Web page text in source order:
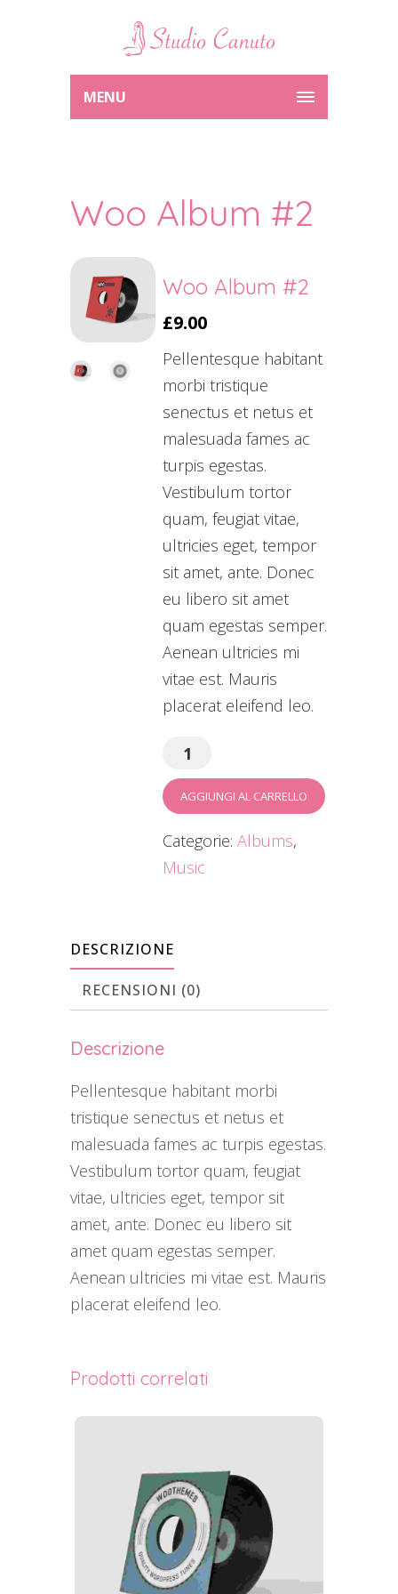
MENU
Woo Album #2
Woo Album #2
£9.00
Pellentesque habitant
morbi tristique
senectus et netus et
malesuada fames ac
turpis egestas.
Vestibulum tortor
quam, feugiat vitae,
ultricies eget, tempor
sit amet, ante. Donec
eu libero sit amet
quam egestas semper.
Aenean ultricies mi
vitae est. Mauris
placerat eleifend leo.
AGGIUNGI AL CARRELLO
Categorie:Albums,
Music
DESCRIZIONE
RECENSIONI (0)
Descrizione
Pellentesque habitant morbi
tristique senectus et netus et
malesuada fames ac turpis egestas.
Vestibulum tortor quam, feugiat
vitae, ultricies eget, tempor sit
amet, ante. Donec eu libero sit
amet quam egestas semper.
Aenean ultricies mi vitae est. Mauris
placerat eleifend leo.
Prodotti correlati